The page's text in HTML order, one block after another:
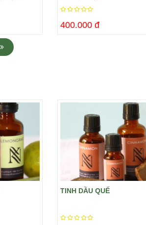
400.000 đ
TINH DẦU QUẾ